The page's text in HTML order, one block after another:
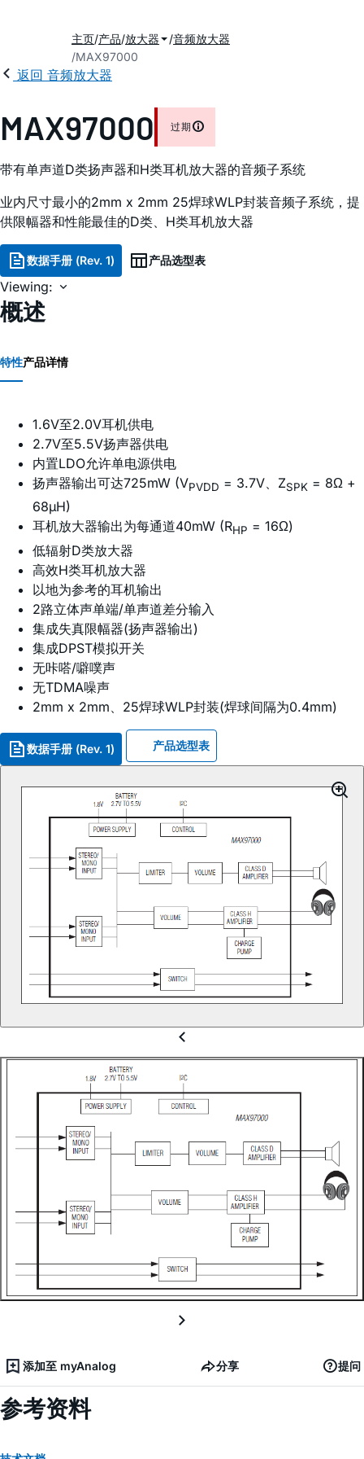
主页 产品 放大器
音频放大器
MAX97000
返回 音频放大器
MAX97000 过期
带有单声道D类扬声器和H类耳机放大器的音频子系统
业内尺寸最小的2mm x 2mm 25焊球WLP封装音频子系统，提
供限幅器和性能最佳的D类、H类耳机放大器
数据手册 (Rev. 1) 产品选型表
Viewing:
概述
特性产品详情
1.6V至2.0V耳机供电
2.7V至5.5V扬声器供电
内置LDO允许单电源供电
扬声器输出可达725mW (VPVDD = 3.7V、ZSPK = 8Ω +
68µH)
耳机放大器输出为每通道40mW (RHP = 16Ω)
低辐射D类放大器
高效H类耳机放大器
以地为参考的耳机输出
2路立体声单端/单声道差分输入
集成失真限幅器(扬声器输出)
集成DPST模拟开关
无咔嗒/噼噗声
无TDMA噪声
2mm x 2mm、25焊球WLP封装(焊球间隔为0.4mm)
数据手册 (Rev. 1) 产品选型表
添加至 myAnalog 分享 提问
参考资料